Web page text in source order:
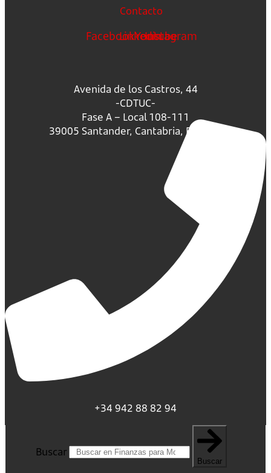
Contacto
FacebookLinkedin
Youtube
Instagram
Avenida de los Castros, 44
-CDTUC-
Fase A – Local 108-111
39005 Santander, Cantabria, España.
+34 942 88 82 94
Buscar
Buscar